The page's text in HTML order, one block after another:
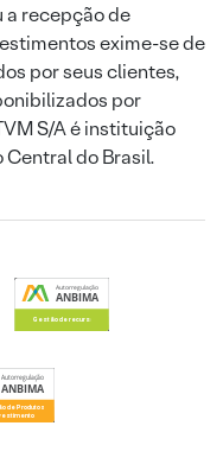
a recepção de
exime-se de
por seus clientes,
por
S/A é instituição
do Brasil.